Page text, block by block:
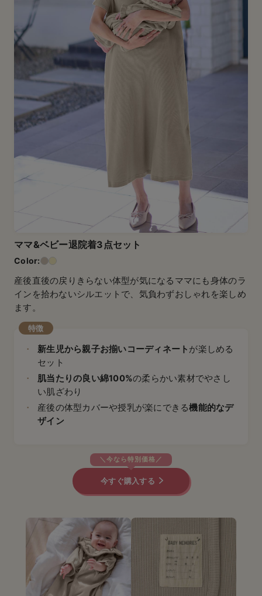
ママ&ベビー退院着3点セット
産後直後の戻りきらない体型が気になるママにも身体のラ
インを拾わないシルエットで、気負わずおしゃれを楽しめ
ます。
特徴
新生児から親子お揃いコーディネート が楽しめる
セット
肌当たりの良い綿100%の柔らかい素材でやさし
い肌ざわり
産後の体型カバーや授乳が楽にできる機能的なデ
ザイン
今すぐ購入する